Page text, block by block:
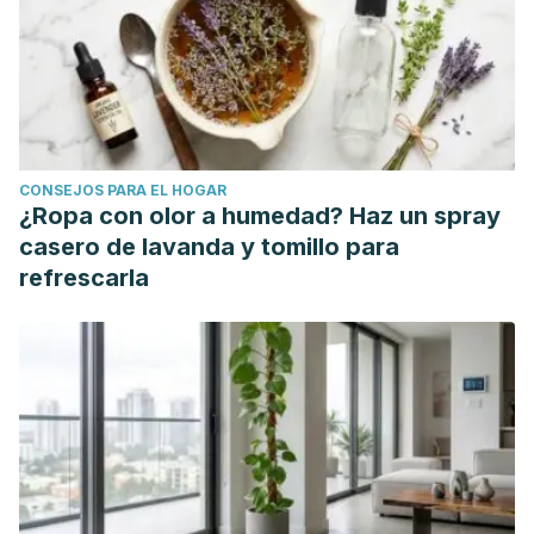
CONSEJOS PARA EL HOGAR
¿Ropa con olor a humedad? Haz un spray
casero de lavanda y tomillo para
refrescarla